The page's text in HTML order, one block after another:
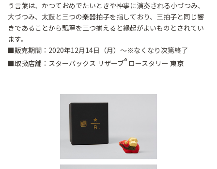
う言葉は、かつておめでたいときや神事に演奏される小づつみ、
大づつみ、太鼓と三つの楽器拍子を指しており、三拍子と同じ響
きであることから瓢箪を三つ揃えると縁起がよいものとされてい
ます。
■販売期間：2020年12月14日（月）～※なくなり次第終了
■取扱店舗：スターバックス リザーブ® ロースタリー 東京